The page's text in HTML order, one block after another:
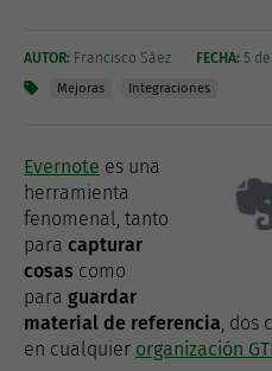
AUTOR: Francisco Sáez FECHA: 5
Mejoras Integraciones
Evernote es una
herramienta
fenomenal, tanto
para capturar
cosas como
para guardar
material de referencia, dos
en cualquier organización